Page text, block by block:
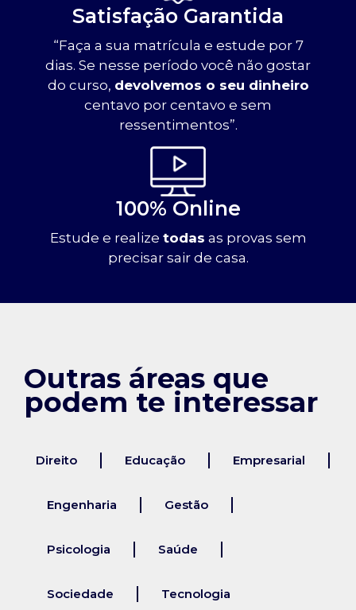
Satisfação Garantida
“Faça a sua matrícula e estude por 7
dias. Se nesse período você não gostar
do curso, devolvemos o seu dinheiro
centavo por centavo e sem
ressentimentos”.
100% Online
Estude e realize todas as provas sem
precisar sair de casa.
Outras áreas que
podem te interessar
Direito Educação Empresarial
Engenharia Gestão
Psicologia Saúde
Sociedade Tecnologia